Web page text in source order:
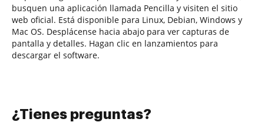
busquen una aplicación llamada Pencilla y visiten el sitio
web oficial. Está disponible para Linux, Debian, Windows y
Mac OS. Desplácense hacia abajo para ver capturas de
pantalla y detalles. Hagan clic en lanzamientos para
descargar el software.
¿Tienes preguntas?